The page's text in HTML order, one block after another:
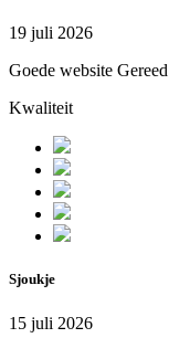
19 juli 2026
Goede website
Kwaliteit
Sjoukje
15 juli 2026